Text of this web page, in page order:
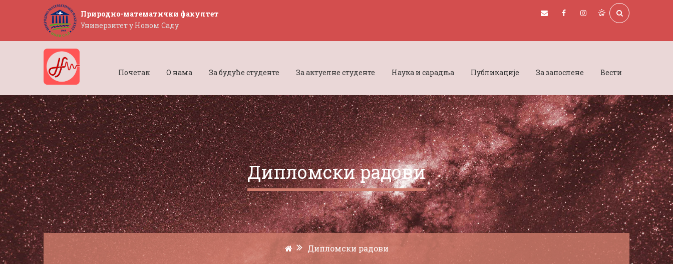
Природно-математички факултет
Универзитет у Новом Саду
Почетак О нама За будуће студенте За актуелне студенте Наука и сарадња Публикације За запослене Вести
Дипломски радови
Дипломски радови